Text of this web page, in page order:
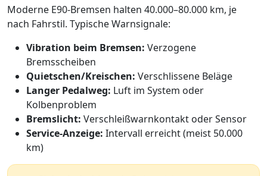
Moderne E90‑Bremsen halten 40.000–80.000 km, je
nach Fahrstil. Typische Warnsignale:
Vibration beim Bremsen: Verzogene
Bremsscheiben
Quietschen/Kreischen: Verschlissene Beläge
Langer Pedalweg: Luft im System oder
Kolbenproblem
Bremslicht: Verschleißwarnkontakt oder Sensor
Service‑Anzeige: Intervall erreicht (meist 50.000
km)